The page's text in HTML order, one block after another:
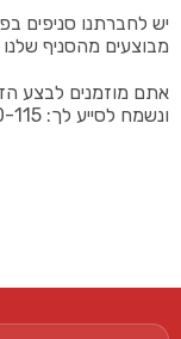
יש לחברתנו סניפים
מבוצעים מהסניף
אתם מוזמנים לבצע
ונשמח לסייע לך: 1700-500-115